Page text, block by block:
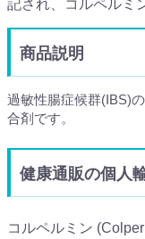
記され、コルペルミ
商品説明
過敏性腸症候群(IBS)
合剤です。
健康通販の個人
コルペルミン